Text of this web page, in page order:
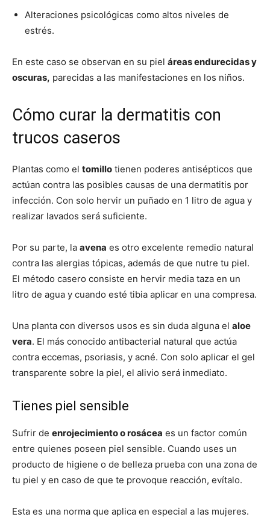
Alteraciones psicológicas como altos niveles de
estrés.
En este caso se observan en su piel áreas endurecidas y
oscuras, parecidas a las manifestaciones en los niños.
Cómo curar la dermatitis con
trucos caseros
Plantas como el tomillo tienen poderes antisépticos que
actúan contra las posibles causas de una dermatitis por
infección. Con solo hervir un puñado en 1 litro de agua y
realizar lavados será suficiente.
Por su parte, la avena es otro excelente remedio natural
contra las alergias tópicas, además de que nutre tu piel.
El método casero consiste en hervir media taza en un
litro de agua y cuando esté tibia aplicar en una compresa.
Una planta con diversos usos es sin duda alguna el aloe
vera. El más conocido antibacterial natural que actúa
contra eccemas, psoriasis, y acné. Con solo aplicar el gel
transparente sobre la piel, el alivio será inmediato.
Tienes piel sensible
Sufrir de enrojecimiento o rosácea es un factor común
entre quienes poseen piel sensible. Cuando uses un
producto de higiene o de belleza prueba con una zona de
tu piel y en caso de que te provoque reacción, evítalo.
Esta es una norma que aplica en especial a las mujeres.